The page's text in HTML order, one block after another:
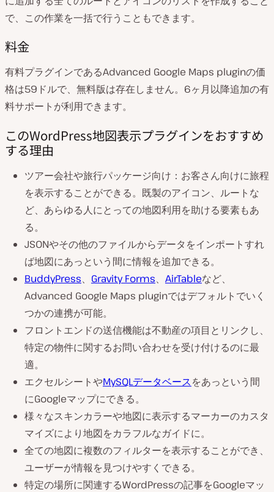
で、この作業を一括で行うこともできます。
料金
有料プラグインであるAdvanced Google Maps pluginの価
格は59ドルで、無料版は存在しません。6ヶ月以降追加の有
料サポートが利用できます。
このWordPress地図表示プラグインをおすすめ
する理由
ツアー会社や旅行パッケージ向け：お客さん向けに旅程
を表示することができる。既製のアイコン、ルートな
ど、あらゆる人にとっての地図利用を助ける要素もあ
る。
JSONやその他のファイルからデータをインポートすれ
ば地図にあっという間に情報を追加できる。
BuddyPress、 Gravity Forms、 AirTableなど、
Advanced Google Maps pluginではデフォルトでいく
つかの連携が可能。
フロントエンドの送信機能は不動産の項目とリンクし、
特定の物件に関するお問い合わせを受け付けるのに最
適。
エクセルシートやMySQLデータベースをあっという間
にGoogleマップにできる。
様々なスキンカラーや地図に表示するマーカーのカスタ
マイズにより地図をカラフルなガイドに。
全ての地図に複数のフィルターを表示することができ、
ユーザーが情報を見つけやすくできる。
特定の場所に関連するWordPressの記事をGoogleマッ